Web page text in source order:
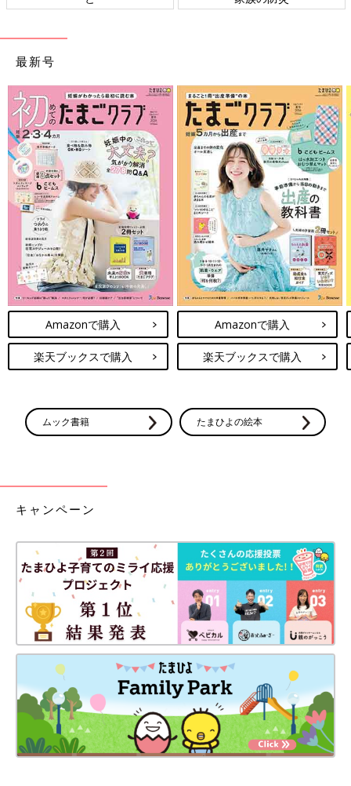
最新号
Amazonで購入
楽天ブックスで購入
Amazonで購入
楽天ブックスで購入
ムック書籍 たまひよの絵本
キャンペーン